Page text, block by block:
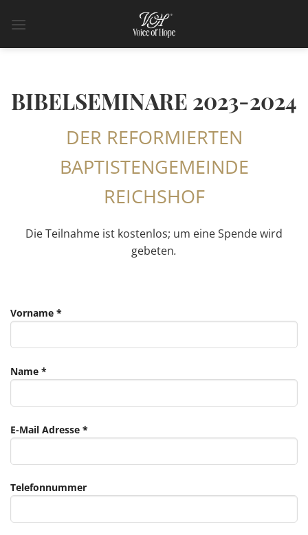
Inhalt
BIBELSEMINARE 2023-2024
DER REFORMIERTEN
BAPTISTENGEMEINDE
REICHSHOF
Die Teilnahme ist kostenlos; um eine Spende wird
gebeten.
Vorname *
Name *
E-Mail Adresse *
Telefonnummer